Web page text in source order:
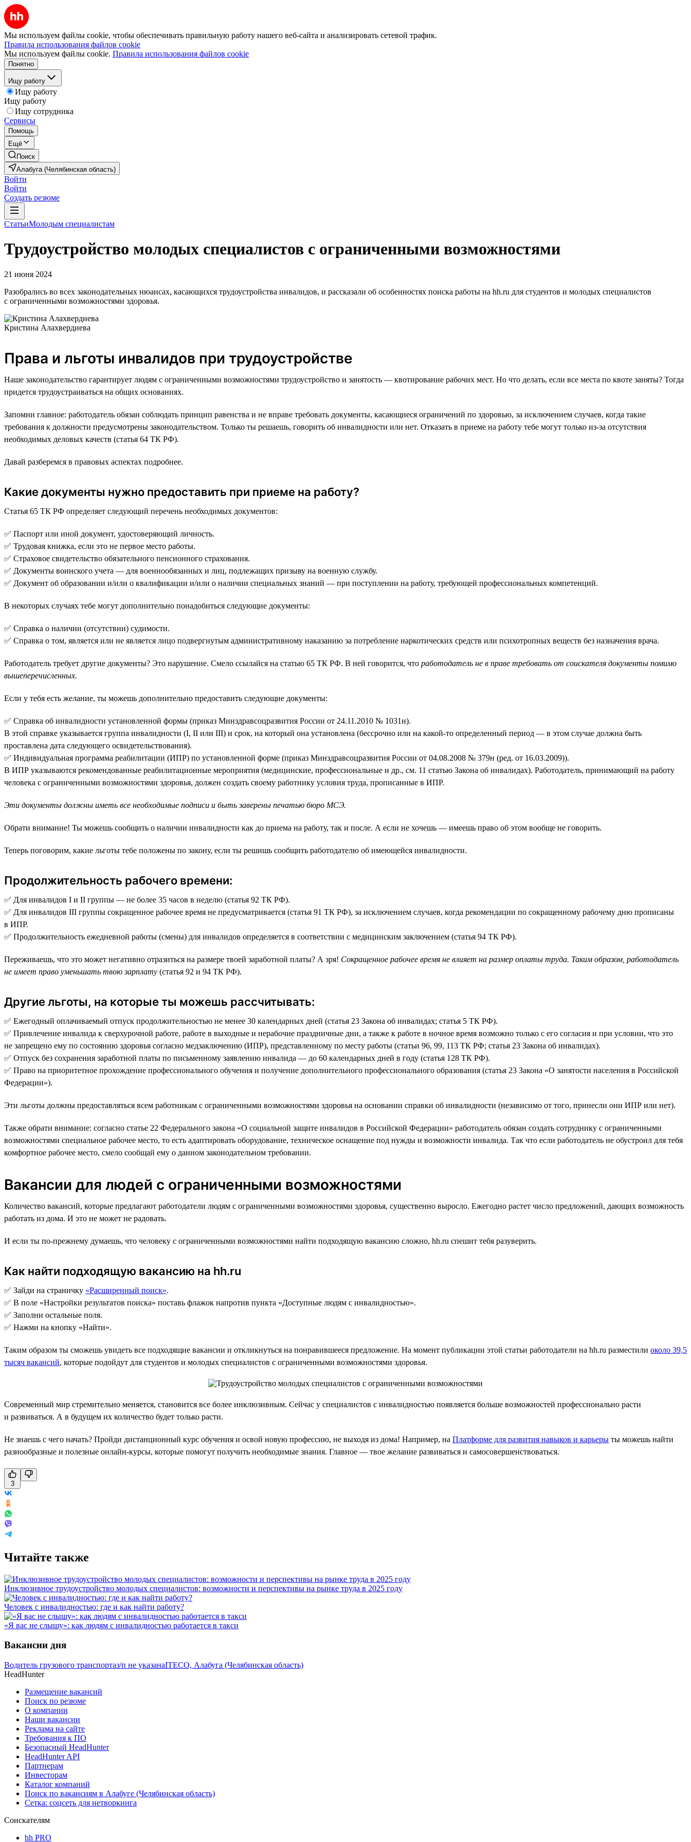
Мы используем файлы cookie, чтобы обеспечивать правильную работу нашего веб-сайта и анализировать сетевой трафик.
Правила использования файлов cookie
Мы используем файлы cookie. Правила использования файлов cookie
Понятно
Ищу работу
Ищу работу
Ищу работу
Ищу сотрудника
Сервисы
Помощь
Ещё
Поиск
Алабуга (Челябинская область)
Войти
Войти
Создать резюме
СтатьиМолодым специалистам
Трудоустройство молодых специалистов с ограниченными возможностями
21 июня 2024
Разобрались во всех законодательных нюансах, касающихся трудоустройства инвалидов, и рассказали об особенностях поиска работы на hh.ru для студентов и молодых специалистов
с ограниченными возможностями здоровья.
Кристина Алахвердиева
Права и льготы инвалидов при трудоустройстве
Наше законодательство гарантирует людям с ограниченными возможностями трудоустройство и занятость — квотирование рабочих мест. Но что делать, если все места по квоте заняты? Тогда
придется трудоустраиваться на общих основаниях.
Запомни главное: работодатель обязан соблюдать принцип равенства и не вправе требовать документы, касающиеся ограничений по здоровью, за исключением случаев, когда такие
требования к должности предусмотрены законодательством. Только ты решаешь, говорить об инвалидности или нет. Отказать в приеме на работу тебе могут только из-за отсутствия
необходимых деловых качеств (статья 64 ТК РФ).
Давай разберемся в правовых аспектах подробнее.
Какие документы нужно предоставить при приеме на работу?
Статья 65 ТК РФ определяет следующий перечень необходимых документов:
✅ Паспорт или иной документ, удостоверяющий личность.
✅ Трудовая книжка, если это не первое место работы.
✅ Страховое свидетельство обязательного пенсионного страхования.
✅ Документы воинского учета — для военнообязанных и лиц, подлежащих призыву на военную службу.
✅ Документ об образовании и/или о квалификации и/или о наличии специальных знаний — при поступлении на работу, требующей профессиональных компетенций.
В некоторых случаях тебе могут дополнительно понадобиться следующие документы:
✅ Справка о наличии (отсутствии) судимости.
✅ Справка о том, является или не является лицо подвергнутым административному наказанию за потребление наркотических средств или психотропных веществ без назначения врача.
Работодатель требует другие документы? Это нарушение. Смело ссылайся на статью 65 ТК РФ. В ней говорится, что работодатель не в праве требовать от соискателя документы помимо
вышеперечисленных.
Если у тебя есть желание, ты можешь дополнительно предоставить следующие документы:
✅ Справка об инвалидности установленной формы (приказ Минздравсоцразвития России от 24.11.2010 № 1031н).
В этой справке указывается группа инвалидности (I, II или III) и срок, на который она установлена (бессрочно или на какой-то определенный период — в этом случае должна быть
проставлена дата следующего освидетельствования).
✅ Индивидуальная программа реабилитации (ИПР) по установленной форме (приказ Минздравсоцразвития России от 04.08.2008 № 379н (ред. от 16.03.2009)).
В ИПР указываются рекомендованные реабилитационные мероприятия (медицинские, профессиональные и др., см. 11 статью Закона об инвалидах). Работодатель, принимающий на работу
человека с ограниченными возможностями здоровья, должен создать своему работнику условия труда, прописанные в ИПР.
Эти документы должны иметь все необходимые подписи и быть заверены печатью бюро МСЭ.
Обрати внимание! Ты можешь сообщить о наличии инвалидности как до приема на работу, так и после. А если не хочешь — имеешь право об этом вообще не говорить.
Теперь поговорим, какие льготы тебе положены по закону, если ты решишь сообщить работодателю об имеющейся инвалидности.
Продолжительность рабочего времени:
✅ Для инвалидов I и II группы — не более 35 часов в неделю (статья 92 ТК РФ).
✅ Для инвалидов III группы сокращенное рабочее время не предусматривается (статья 91 ТК РФ), за исключением случаев, когда рекомендации по сокращенному рабочему дню прописаны
в ИПР.
✅ Продолжительность ежедневной работы (смены) для инвалидов определяется в соответствии с медицинским заключением (статья 94 ТК РФ).
Переживаешь, что это может негативно отразиться на размере твоей заработной платы? А зря! Сокращенное рабочее время не влияет на размер оплаты труда. Таким образом, работодатель
не имеет право уменьшать твою зарплату (статья 92 и 94 ТК РФ).
Другие льготы, на которые ты можешь рассчитывать:
✅ Ежегодный оплачиваемый отпуск продолжительностью не менее 30 календарных дней (статья 23 Закона об инвалидах; статья 5 ТК РФ).
✅ Привлечение инвалида к сверхурочной работе, работе в выходные и нерабочие праздничные дни, а также к работе в ночное время возможно только с его согласия и при условии, что это
не запрещено ему по состоянию здоровья согласно медзаключению (ИПР), представленному по месту работы (статьи 96, 99, 113 ТК РФ; статья 23 Закона об инвалидах).
✅ Отпуск без сохранения заработной платы по письменному заявлению инвалида — до 60 календарных дней в году (статья 128 ТК РФ).
✅ Право на приоритетное прохождение профессионального обучения и получение дополнительного профессионального образования (статья 23 Закона «О занятости населения в Российской
Федерации»).
Эти льготы должны предоставляться всем работникам с ограниченными возможностями здоровья на основании справки об инвалидности (независимо от того, принесли они ИПР или нет).
Также обрати внимание: согласно статье 22 Федерального закона «О социальной защите инвалидов в Российской Федерации» работодатель обязан создать сотруднику с ограниченными
возможностями специальное рабочее место, то есть адаптировать оборудование, техническое оснащение под нужды и возможности инвалида. Так что если работодатель не обустроил для тебя
комфортное рабочее место, смело сообщай ему о данном законодательном требовании.
Вакансии для людей с ограниченными возможностями
Количество вакансий, которые предлагают работодатели людям с ограниченными возможностями здоровья, существенно выросло. Ежегодно растет число предложений, дающих возможность
работать из дома. И это не может не радовать.
И если ты по-прежнему думаешь, что человеку с ограниченными возможностями найти подходящую вакансию сложно, hh.ru спешит тебя разуверить.
Как найти подходящую вакансию на hh.ru
✅ Зайди на страничку «Расширенный поиск».
✅ В поле «Настройки результатов поиска» поставь флажок напротив пункта «Доступные людям с инвалидностью».
✅ Заполни остальные поля.
✅ Нажми на кнопку «Найти».
Таким образом ты сможешь увидеть все подходящие вакансии и откликнуться на понравившееся предложение. На момент публикации этой статьи работодатели на hh.ru разместили около 39,5
тысяч вакансий, которые подойдут для студентов и молодых специалистов с ограниченными возможностями здоровья.
Современный мир стремительно меняется, становится все более инклюзивным. Сейчас у специалистов с инвалидностью появляется больше возможностей профессионально расти
и развиваться. А в будущем их количество будет только расти.
Не знаешь с чего начать? Пройди дистанционный курс обучения и освой новую профессию, не выходя из дома! Например, на Платформе для развития навыков и карьеры ты можешь найти
разнообразные и полезные онлайн-курсы, которые помогут получить необходимые знания. Главное — твое желание развиваться и самосовершенствоваться.
3
Читайте также
Инклюзивное трудоустройство молодых специалистов: возможности и перспективы на рынке труда в 2025 году
Человек с инвалидностью: где и как найти работу?
«Я вас не слышу»: как людям с инвалидностью работается в такси
Вакансии дня
Водитель грузового транспортаз/п не указанаITECO, Алабуга (Челябинская область)
HeadHunter
Размещение вакансий
Поиск по резюме
О компании
Наши вакансии
Реклама на сайте
Требования к ПО
Безопасный HeadHunter
HeadHunter API
Партнерам
Инвесторам
Каталог компаний
Поиск по вакансиям в Алабуге (Челябинская область)
Сетка: соцсеть для нетворкинга
Соискателям
hh PRO